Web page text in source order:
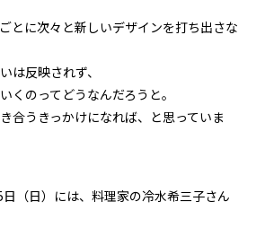
とに次々と新しいデザインを打ち出さな
は反映されず、
くのってどうなんだろうと。
合うきっかけになれば、と思っていま
（日）には、料理家の冷水希三子さん